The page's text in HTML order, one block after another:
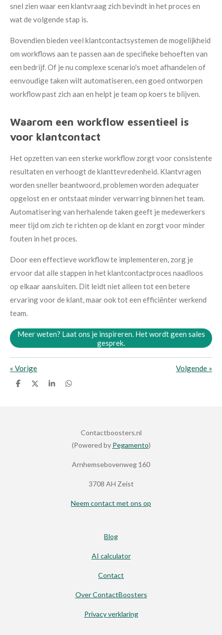
snel zien waar een klantvraag zich bevindt in het proces en
wat de volgende stap is.
Bovendien bieden veel klantcontactsystemen de mogelijkheid
om workflows aan te passen aan de specifieke behoeften van
een bedrijf. Of je nu complexe scenario's moet afhandelen of
eenvoudige taken wilt automatiseren, een goed ontworpen
workflow past zich aan en helpt je team op koers te blijven.
Waarom een workflow essentieel is
voor klantcontact
Het opzetten van een sterke workflow zorgt voor consistente
resultaten en verhoogt de klanttevredenheid. Klantvragen
worden sneller beantwoord, problemen worden adequater
opgelost en er ontstaat minder verwarring binnen het team.
Automatisering van herhalende taken geeft je medewerkers
meer tijd om zich te richten op de klant en zorgt voor minder
fouten in het proces.
Door een effectieve workflow te implementeren, zorg je
ervoor dat alle stappen in het klantcontactproces naadloos
op elkaar aansluiten. Dit leidt niet alleen tot een betere
ervaring voor de klant, maar ook tot een efficiënter werkend
team.
Meer weten? Laat ons je inspireren. Het wordt geen sales
gesprek.
« Vorige Volgende »
D
D
S
D
Contactboosters.nl
(Powered by Pegamento)
Arnhemsebovenweg 160
3708 AH Zeist
Neem contact met ons op
Blog
AI calculator
Contact
Over ContactBoosters
Privacy verklaring